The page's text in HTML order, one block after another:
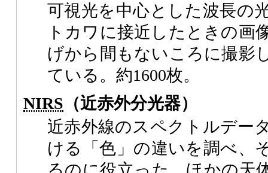
可視光を中心とした波長の
トカワに接近したときの画
げから間もないころに撮影
ている。約1600枚。
NIRS （近赤外分光器）
近赤外線のスペクトルデー
ける「色」の違いを調べ、